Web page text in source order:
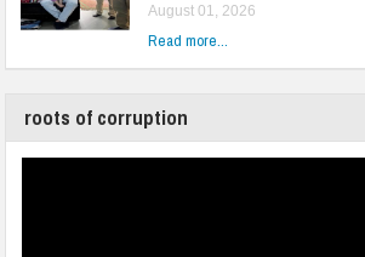
August 01, 2026
Read more...
roots of corruption